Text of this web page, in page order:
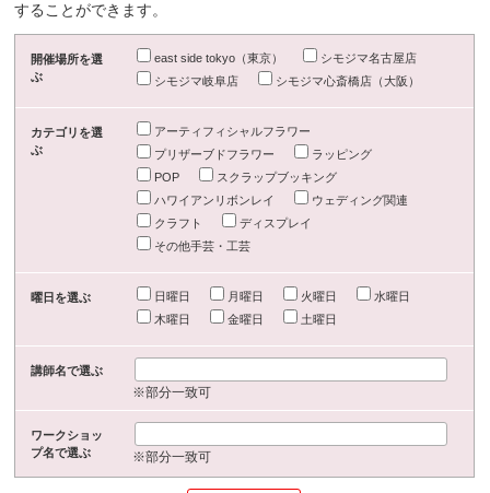
することができます。
開催場所を選
ぶ
east side tokyo（東京）
シモジマ名古屋店
シモジマ岐阜店
シモジマ心斎橋店（大阪）
カテゴリを選
ぶ
アーティフィシャルフラワー
プリザーブドフラワー
ラッピング
POP
スクラップブッキング
ハワイアンリボンレイ
ウェディング関連
クラフト
ディスプレイ
その他手芸・工芸
曜日を選ぶ 日曜日 月曜日 火曜日
水曜日
木曜日
金曜日 土曜日
講師名で選ぶ
※部分一致可
ワークショッ
プ名で選ぶ
※部分一致可